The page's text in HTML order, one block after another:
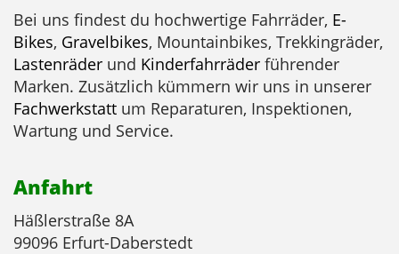
Bei uns findest du hochwertige Fahrräder, E-
Bikes, Gravelbikes, Mountainbikes, Trekkingräder,
Lastenräder und Kinderfahrräder führender
Marken. Zusätzlich kümmern wir uns in unserer
Fachwerkstatt um Reparaturen, Inspektionen,
Wartung und Service.
Anfahrt
Häßlerstraße 8A
99096 Erfurt-Daberstedt